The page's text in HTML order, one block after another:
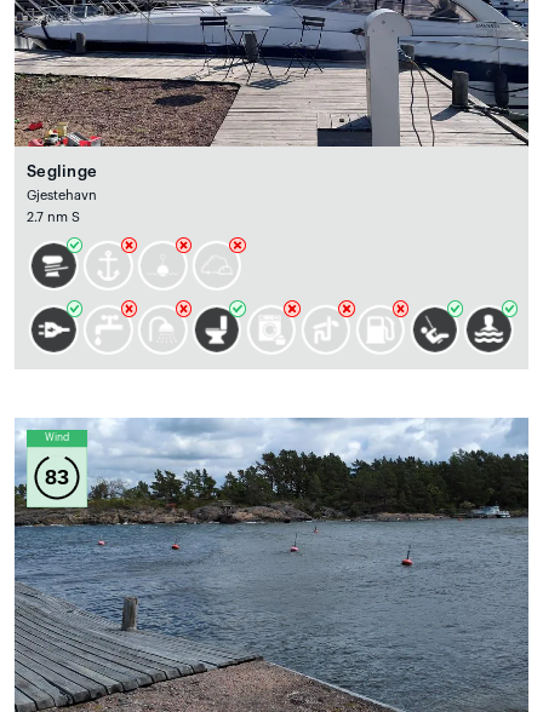
Seglinge
Gjestehavn
2.7 nm S
Wind
83